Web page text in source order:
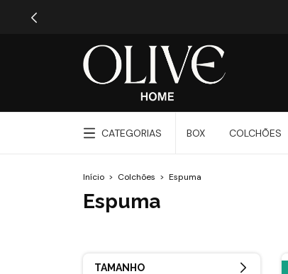
CATEGORIAS BOX COLCHÕES
Início > Colchões > Espuma
Espuma
TAMANHO